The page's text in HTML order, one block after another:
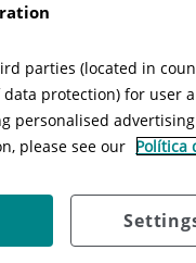
parties (located in
protection) for user
personalised
please see our Política